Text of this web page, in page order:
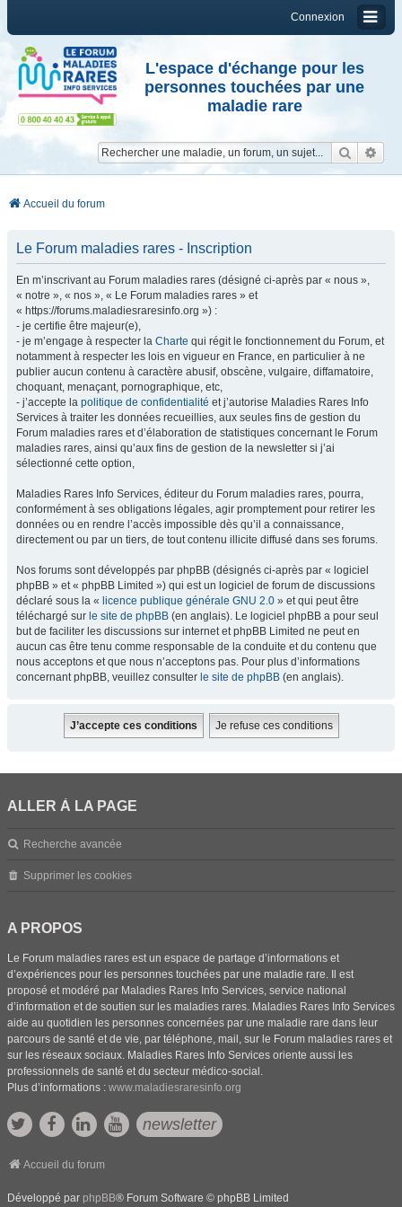
Connexion
L'espace d'échange pour les
personnes touchées par une
maladie rare
Accueil du forum
Le Forum maladies rares - Inscription
En m’inscrivant au Forum maladies rares (désigné ci-après par « nous »,
« notre », « nos », « Le Forum maladies rares » et
« https://forums.maladiesraresinfo.org ») :
- je certifie être majeur(e),
- je m’engage à respecter la Charte qui régit le fonctionnement du Forum, et
notamment à respecter les lois en vigueur en France, en particulier à ne
publier aucun contenu à caractère abusif, obscène, vulgaire, diffamatoire,
choquant, menaçant, pornographique, etc,
- j’accepte la politique de confidentialité et j’autorise Maladies Rares Info
Services à traiter les données recueillies, aux seules fins de gestion du
Forum maladies rares et d’élaboration de statistiques concernant le Forum
maladies rares, ainsi qu’aux fins de gestion de la newsletter si j’ai
sélectionné cette option,
Maladies Rares Info Services, éditeur du Forum maladies rares, pourra,
conformément à ses obligations légales, agir promptement pour retirer les
données ou en rendre l’accès impossible dès qu’il a connaissance,
directement ou par un tiers, de tout contenu illicite diffusé dans ses forums.
Nos forums sont développés par phpBB (désignés ci-après par « logiciel
phpBB » et « phpBB Limited ») qui est un logiciel de forum de discussions
déclaré sous la « licence publique générale GNU 2.0 » et qui peut être
téléchargé sur le site de phpBB (en anglais). Le logiciel phpBB a pour seul
but de faciliter les discussions sur internet et phpBB Limited ne peut en
aucun cas être tenu comme responsable de la conduite et du contenu que
nous acceptons et que nous n’acceptons pas. Pour plus d’informations
concernant phpBB, veuillez consulter le site de phpBB (en anglais).
ALLER À LA PAGE
Recherche avancée
Supprimer les cookies
A PROPOS
Le Forum maladies rares est un espace de partage d’informations et
d’expériences pour les personnes touchées par une maladie rare. Il est
proposé et modéré par Maladies Rares Info Services, service national
d’information et de soutien sur les maladies rares. Maladies Rares Info Services
aide au quotidien les personnes concernées par une maladie rare dans leur
parcours de santé et de vie, par téléphone, mail, sur le Forum maladies rares et
sur les réseaux sociaux. Maladies Rares Info Services oriente aussi les
professionnels de santé et du secteur médico-social.
Plus d’informations : www.maladiesraresinfo.org
newsletter
Accueil du forum
Développé par phpBB® Forum Software © phpBB Limited